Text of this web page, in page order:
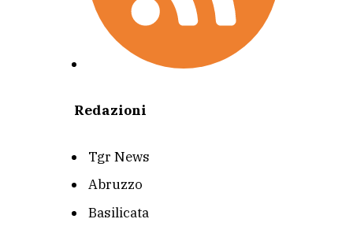
Redazioni
Tgr News
Abruzzo
Basilicata